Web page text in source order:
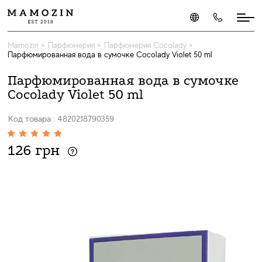
Mamozin > Парфюмерия > Парфюмерия Cocolady >
Парфюмированная вода в сумочке Cocolady Violet 50 ml
Парфюмированная вода в сумочке
Cocolady Violet 50 ml
Код товара : 4820218790359
126 грн